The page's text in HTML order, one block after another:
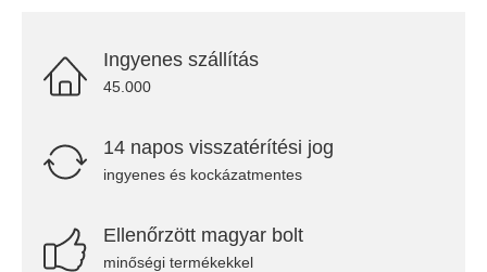
Ingyenes szállítás
45.000
14 napos visszatérítési jog
ingyenes és kockázatmentes
Ellenőrzött magyar bolt
minőségi termékekkel